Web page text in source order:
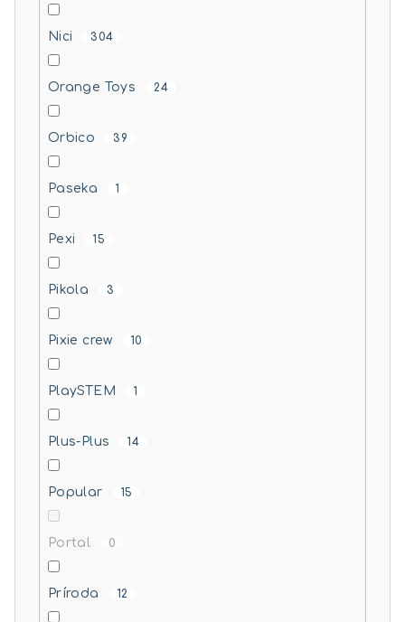
Nici 304
Orange Toys 24
Orbico 39
Paseka 1
Pexi 15
Pikola 3
Pixie crew 10
PlaySTEM 1
Plus-Plus 14
Popular 15
Portal 0
Príroda 12